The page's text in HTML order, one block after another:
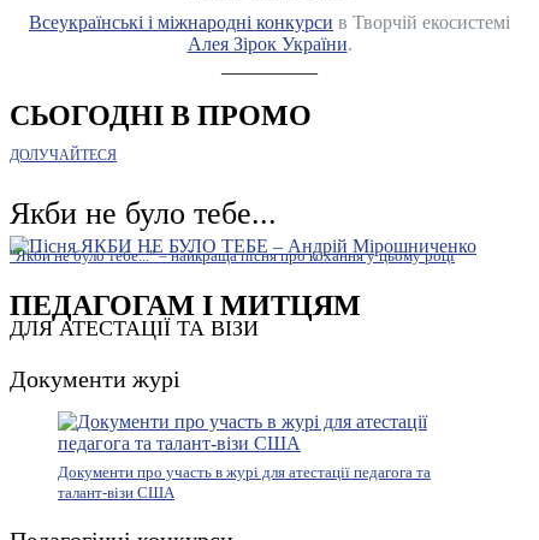
Всеукраїнські і міжнародні конкурси в Творчій екосистемі
Алея Зірок України.
СЬОГОДНІ В ПРОМО
ДОЛУЧАЙТЕСЯ
Якби не було тебе...
"Якби не було тебе..." – найкраща пісня про кохання у цьому році
ПЕДАГОГАМ І МИТЦЯМ
ДЛЯ АТЕСТАЦІЇ ТА ВІЗИ
Документи журі
Документи про участь в журі для атестації педагога та
талант-візи США